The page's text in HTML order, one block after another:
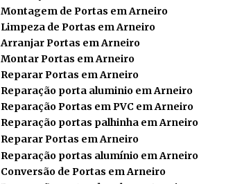
Montagem de Portas em Arneiro
Limpeza de Portas em Arneiro
Arranjar Portas em Arneiro
Montar Portas em Arneiro
RepararPortas em Arneiro
Reparação porta aluminio em Arneiro
Reparação Portas em PVC em Arneiro
Reparação portas palhinha em Arneiro
Reparar Portas em Arneiro
Reparação portas alumínio em Arneiro
Conversão de Portas em Arneiro